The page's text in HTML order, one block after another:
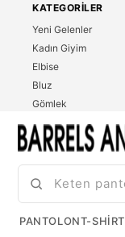
KATEGORILER
Yeni Gelenler
Kadın Giyim
Elbise
Bluz
Gömlek
T-Shirt
Sweatshirt
PANTOLONT-SHIRT